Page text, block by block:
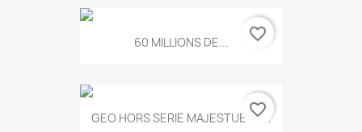
60 MILLIONS DE... favorite_border
GEO HORS SERIE MAJESTUEUX...
favorite_border